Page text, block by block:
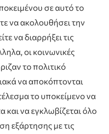
σε αυτό το
να ακολουθήσει την
να διαρρήξει τις
οι κοινωνικές
το πολιτικό
να αποκόπτονται
το υποκείμενο να
και να εγκλωβίζεται όλο
εξάρτησης με τις